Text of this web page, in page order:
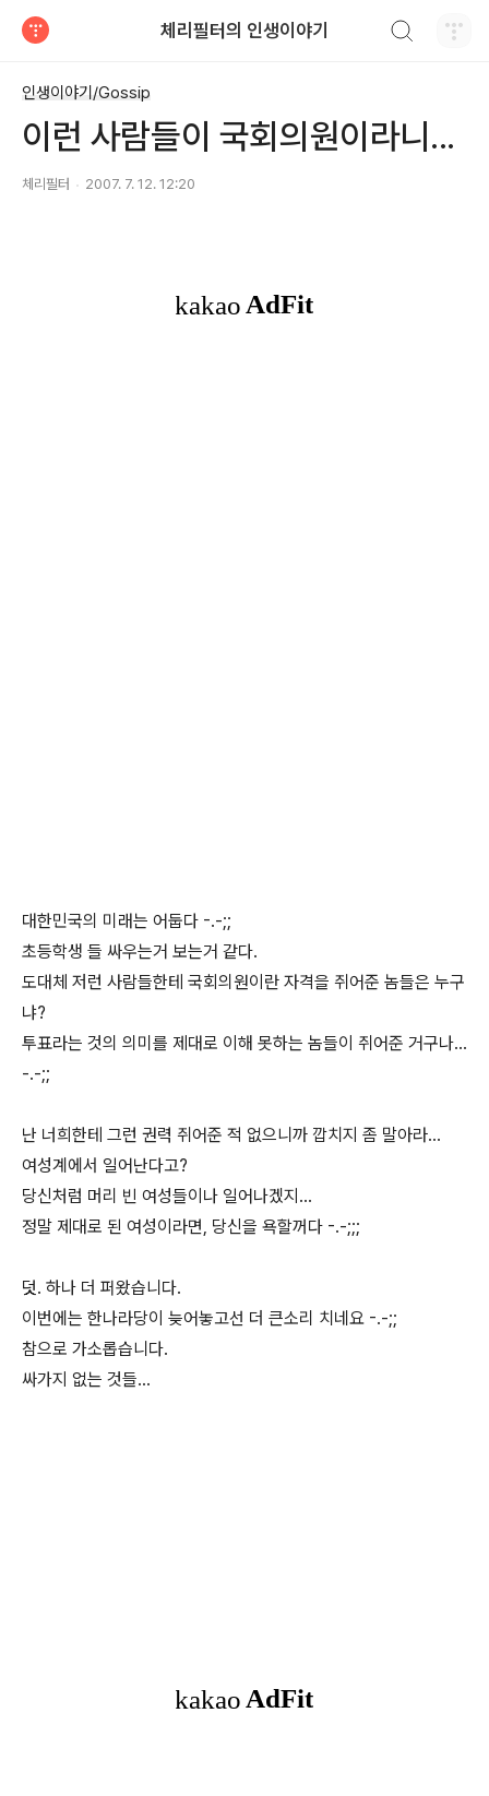
체리필터의 인생이야기
인생이야기/Gossip
이런 사람들이 국회의원이라니...
체리필터 2007. 7. 12. 12:20
대한민국의 미래는 어둡다 -.-;;
초등학생 들 싸우는거 보는거 같다.
도대체 저런 사람들한테 국회의원이란 자격을 쥐어준 놈들은 누구
냐?
투표라는 것의 의미를 제대로 이해 못하는 놈들이 쥐어준 거구나...
-.-;;
난 너희한테 그런 권력 쥐어준 적 없으니까 깝치지 좀 말아라...
여성계에서 일어난다고?
당신처럼 머리 빈 여성들이나 일어나겠지...
정말 제대로 된 여성이라면, 당신을 욕할꺼다 -.-;;;
덧. 하나 더 퍼왔습니다.
이번에는 한나라당이 늦어놓고선 더 큰소리 치네요 -.-;;
참으로 가소롭습니다.
싸가지 없는 것들...